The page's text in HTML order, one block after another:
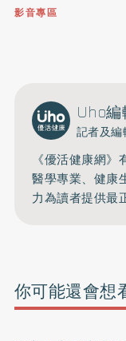
影音專區
Uho編
記者及編
《優活健康網
醫學專業、健康
力為讀者提供最
你可能還會想